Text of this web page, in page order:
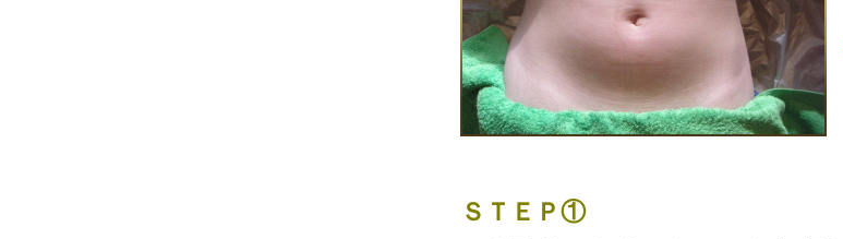
ＳＴＥＰ①